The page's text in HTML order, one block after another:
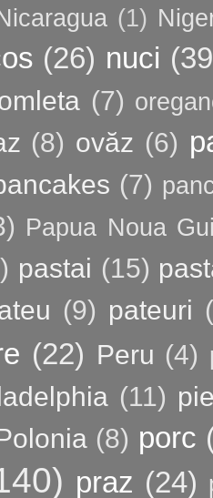
(1)
(26) nuci
(7)
(8) ovăz (6)
(7)
Papua Noua
pastai (15)
(9) pateuri
(22) Peru (4)
(11)
(8) porc
praz (24)